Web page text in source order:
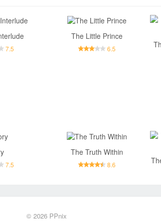
7.5
The Little Prince
6.5
7.5
The Truth Within
8.6
© 2026 PPnix